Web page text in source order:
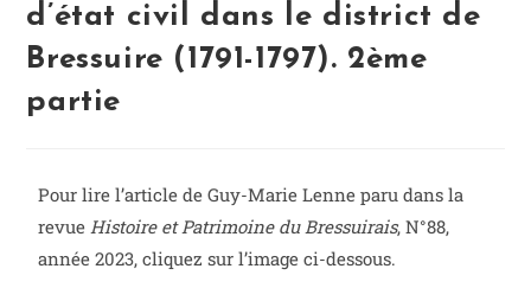
d’état civil dans le district de
Bressuire (1791-1797). 2ème
partie
Pour lire l’article de Guy-Marie Lenne paru dans la
revueHistoire et Patrimoine du Bressuirais, N°88,
année 2023, cliquez sur l’image ci-dessous.